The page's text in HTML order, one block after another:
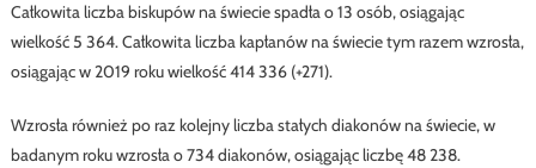
Całkowita liczba biskupów na świecie spadła o 13 osób, osiągając
wielkość 5 364. Całkowita liczba kapłanów na świecie tym razem wzrosła,
osiągając w 2019 roku wielkość 414 336 (+271).
Wzrosła również po raz kolejny liczba stałych diakonów na świecie, w
badanym roku wzrosła o 734 diakonów, osiągając liczbę 48 238.